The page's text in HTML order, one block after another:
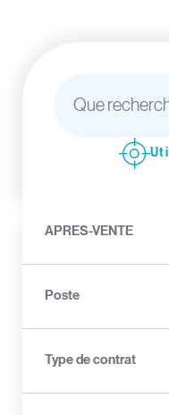
APRES-VENTE
Poste
Type de contrat